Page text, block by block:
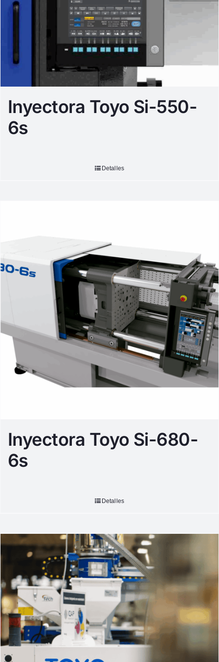
Inyectora Toyo Si-550-
6s
Detalles
Inyectora Toyo Si-680-
6s
Detalles